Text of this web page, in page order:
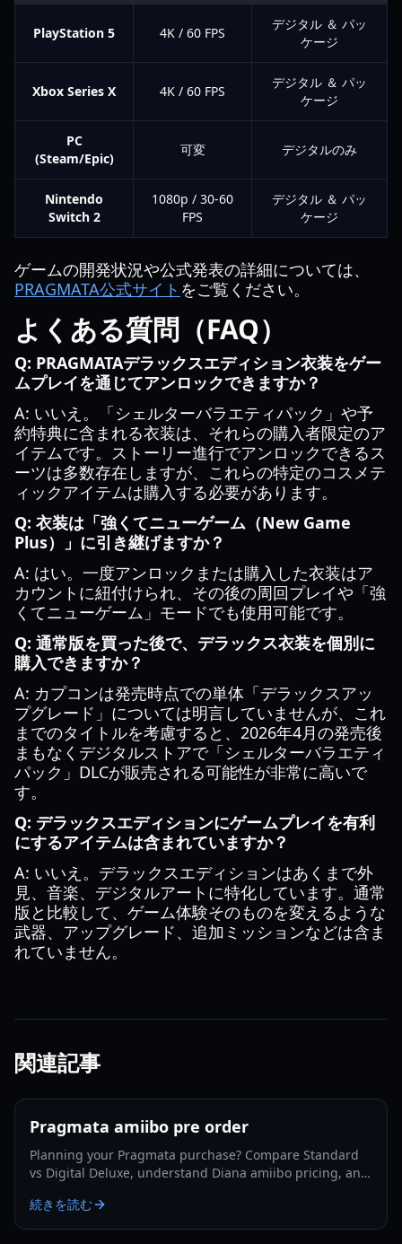
PlayStation 5 4K / 60 FPS
デジタル ＆ パッ
ケージ
Xbox Series X 4K / 60 FPS
デジタル ＆ パッ
ケージ
PC
(Steam/Epic)
可変 デジタルのみ
Nintendo
Switch 2
1080p / 30-60
FPS
デジタル ＆ パッ
ケージ
ゲームの開発状況や公式発表の詳細については、
PRAGMATA公式サイト をご覧ください。
よくある質問（FAQ）
Q: PRAGMATAデラックスエディション衣装をゲー
ムプレイを通じてアンロックできますか？
A: いいえ。「シェルターバラエティパック」や予
約特典に含まれる衣装は、それらの購入者限定のア
イテムです。ストーリー進行でアンロックできるス
ーツは多数存在しますが、これらの特定のコスメテ
ィックアイテムは購入する必要があります。
Q: 衣装は「強くてニューゲーム（New Game
Plus）」に引き継げますか？
A: はい。一度アンロックまたは購入した衣装はア
カウントに紐付けられ、その後の周回プレイや「強
くてニューゲーム」モードでも使用可能です。
Q: 通常版を買った後で、デラックス衣装を個別に
購入できますか？
A: カプコンは発売時点での単体「デラックスアッ
プグレード」については明言していませんが、これ
までのタイトルを考慮すると、2026年4月の発売後
まもなくデジタルストアで「シェルターバラエティ
パック」DLCが販売される可能性が非常に高いで
す。
Q: デラックスエディションにゲームプレイを有利
にするアイテムは含まれていますか？
A: いいえ。デラックスエディションはあくまで外
見、音楽、デジタルアートに特化しています。通常
版と比較して、ゲーム体験そのものを変えるような
武器、アップグレード、追加ミッションなどは含ま
れていません。
関連記事
Pragmata amiibo pre order
Planning your Pragmata purchase? Compare Standard
vs Digital Deluxe, understand Diana amiibo pricing, and
続きを読む